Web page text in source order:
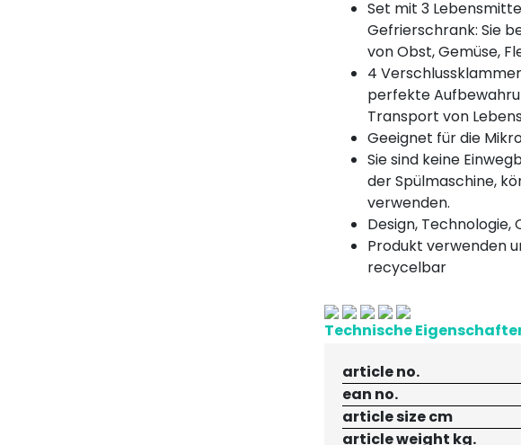
Set mit 3
Gefrierschrank: Sie
von Obst, Gemüse,
4
perfekte
Transport von
Geeignet für die
Sie sind keine
der Spülmaschine,
verwenden.
Design, Technologie,
Produkt verwenden
recycelbar
Technische
article no.
ean no.
article size cm
article weight kg.